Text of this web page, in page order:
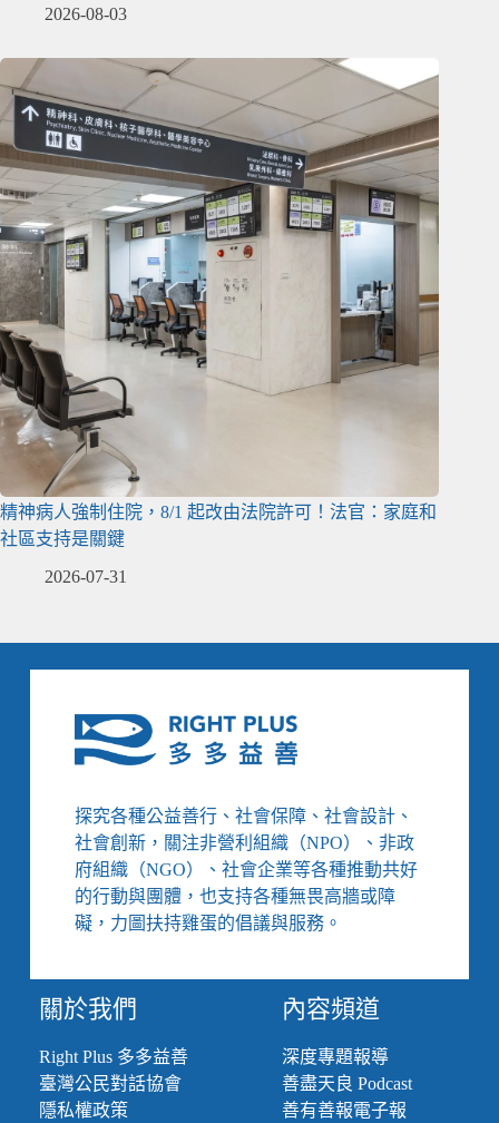
2026-08-03
精神病人強制住院，8/1 起改由法院許可！法官：家庭和
社區支持是關鍵
2026-07-31
探究各種公益善行、社會保障、社會設計、
社會創新，關注非營利組織（NPO）、非政
府組織（NGO）、社會企業等各種推動共好
的行動與團體，也支持各種無畏高牆或障
礙，力圖扶持雞蛋的倡議與服務。
關於我們
Right Plus 多多益善
臺灣公民對話協會
隱私權政策
內容頻道
深度專題報導
善盡天良 Podcast
善有善報電子報